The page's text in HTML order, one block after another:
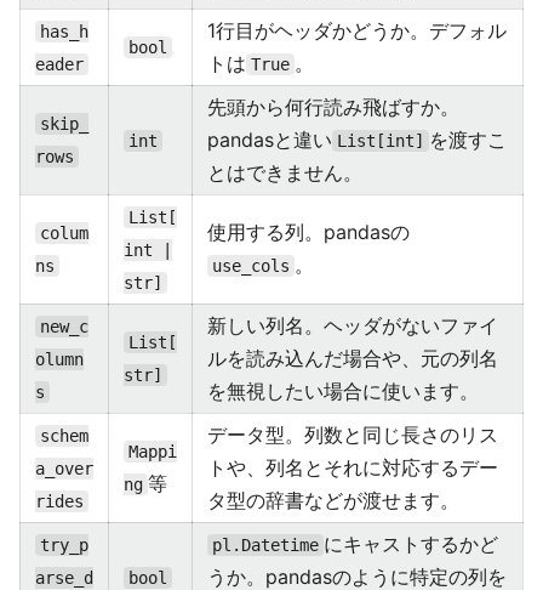
has_h
eader
bool
1行目がヘッダかどうか。デフォル
トは True 。
skip_
rows
int
先頭から何行読み飛ばすか。
pandasと違い List[int]
を渡すこ
とはできません。
colum
ns
List[
int |
str]
使用する列。pandasの
use_cols 。
new_c
olumn
s
List[
str]
新しい列名。ヘッダがないファイ
ルを読み込んだ場合や、元の列名
を無視したい場合に使います。
schem
a_over
rides
Mappi
ng 等
データ型。列数と同じ長さのリス
トや、列名とそれに対応するデー
タ型の辞書などが渡せます。
try_p
arse_d
bool
pl.Datetime にキャストするかど
うか。pandasのように特定の列を